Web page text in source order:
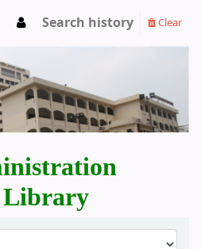
Academy Library
Search history Clear
Library